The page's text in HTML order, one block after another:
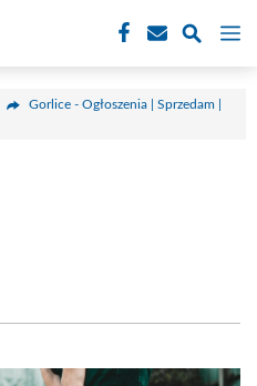
Gorlice - Ogłoszenia | Sprzedam |